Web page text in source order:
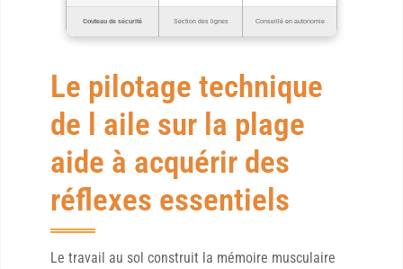
Couteau de sécurité Section des lignes Conseillé en autonomie
Le pilotage technique
de l aile sur la plage
aide à acquérir des
réflexes essentiels
Le travail au sol construit la mémoire musculaire